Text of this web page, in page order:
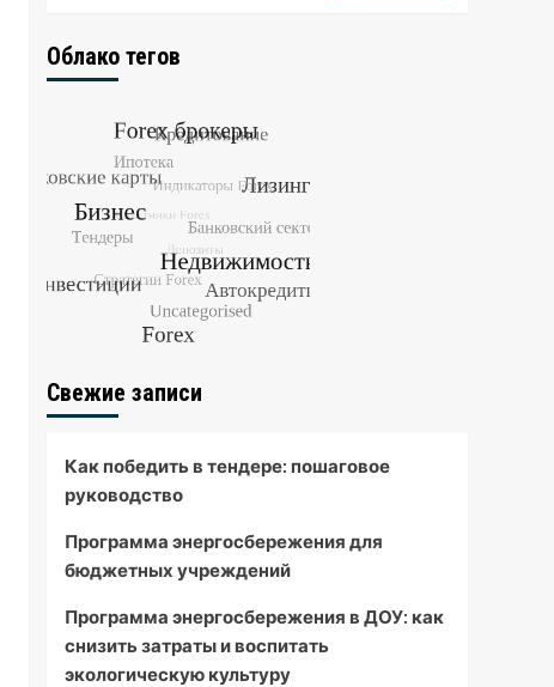
Облако тегов
Свежие записи
Как победить в тендере: пошаговое
руководство
Программа энергосбережения для
бюджетных учреждений
Программа энергосбережения в ДОУ: как
снизить затраты и воспитать
экологическую культуру